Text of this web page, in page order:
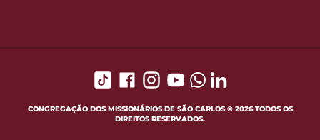
CONGREGAÇÃO DOS MISSIONÁRIOS DE SÃO CARLOS © 2026 TODOS OS
DIREITOS RESERVADOS.